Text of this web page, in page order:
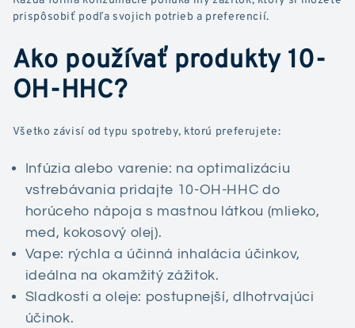
prispôsobiť podľa svojich potrieb a preferencií.
Ako používať produkty 10-
OH-HHC?
Všetko závisí od typu spotreby, ktorú preferujete:
Infúzia alebo varenie: na optimalizáciu
vstrebávania pridajte 10-OH-HHC do
horúceho nápoja s mastnou látkou (mlieko,
med, kokosový olej).
Vape: rýchla a účinná inhalácia účinkov,
ideálna na okamžitý zážitok.
Sladkosti a oleje: postupnejší, dlhotrvajúci
účinok.